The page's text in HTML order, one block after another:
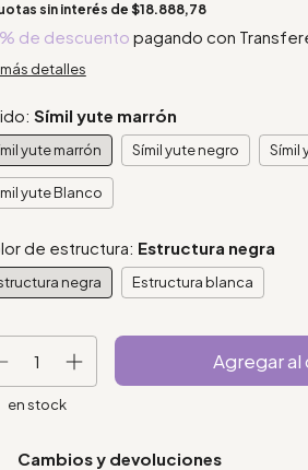
sin interés de $18.888,78
de descuento pagando con
más detalles
Símil yute marrón
yute marrón Símil yute negro Símil
yute Blanco
de estructura: Estructura negra
negra Estructura blanca
en stock
Cambios y devoluciones